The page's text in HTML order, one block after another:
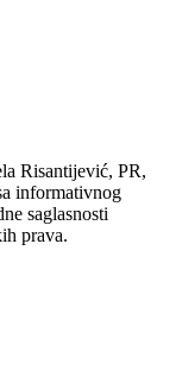
Risantijević, PR,
informativnog
saglasnosti
prava.